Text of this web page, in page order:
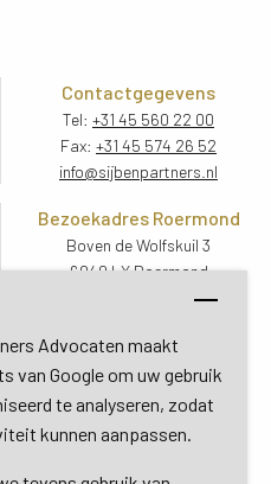
Advocaten maakt
van Google om uw gebruik
te analyseren, zodat
kunnen aanpassen.
Contactgegevens
Tel: +31 45 560 22 00
Fax: +31 45 574 26 52
info@sijbenpartners.nl
Bezoekadres Roermond
Boven de Wolfskuil 3
6049 LX Roermond
Routebeschrijving
De Bilt
Zuid 13
Bilt (Utrecht)